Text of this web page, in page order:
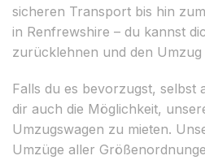
sicheren Transport bis hin
in Renfrewshire – du kannst
zurücklehnen und den Umzug
Falls du es bevorzugst, selbst
dir auch die Möglichkeit,
Umzugswagen zu mieten.
Umzüge aller